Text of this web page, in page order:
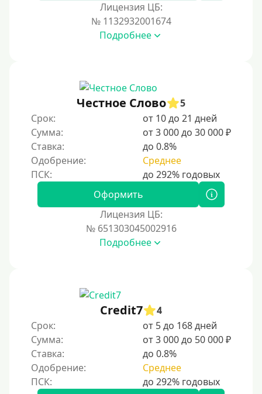
Лицензия ЦБ:
№ 1132932001674
Подробнее
Честное Слово
5
Срок:
от 10 до 21 дней
Сумма:
от 3 000 до 30 000 ₽
Ставка:
до 0.8%
Одобрение:
Среднее
Оформить
Лицензия ЦБ:
№ 651303045002916
Подробнее
Credit7
4
Срок:
от 5 до 168 дней
Сумма:
от 3 000 до 50 000 ₽
Ставка:
до 0.8%
Одобрение:
Среднее